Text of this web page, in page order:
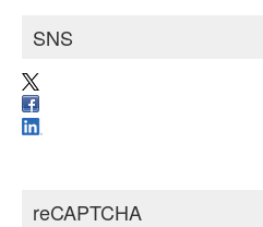
SNS
reCAPTCHA